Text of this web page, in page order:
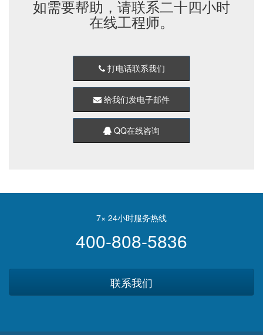
如需要帮助，请联系二十四小时
在线工程师。
打电话联系我们
给我们发电子邮件
QQ在线咨询
7× 24小时服务热线
400-808-5836
联系我们